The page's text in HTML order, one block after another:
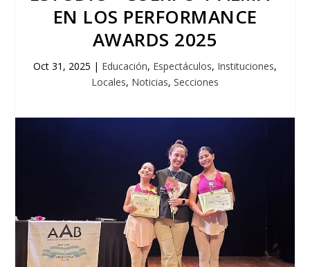
EN LOS PERFORMANCE
AWARDS 2025
Oct 31, 2025 | Educación, Espectáculos, Instituciones,
Locales, Noticias, Secciones